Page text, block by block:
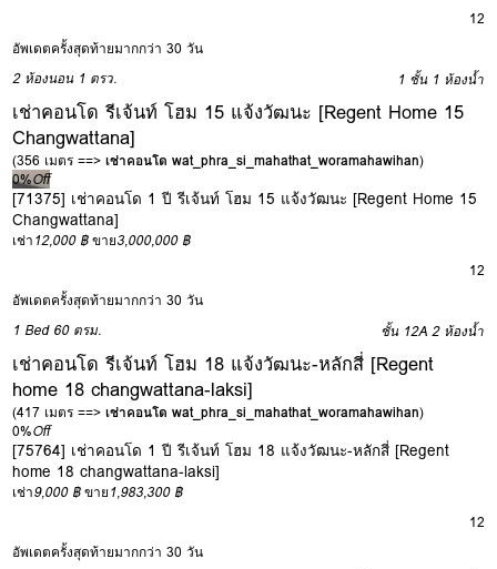
12
อัพเดตครั้งสุดท้ายมากกว่า 30 วัน
2 ห้องนอน 1 ตรว. 1 ชั้น 1 ห้องน้ำ
เช่าคอนโด รีเจ้นท์ โฮม 15 แจ้งวัฒนะ [Regent Home 15
Changwattana]
(356 เมตร ==>เช่าคอนโด wat_phra_si_mahathat_woramahawihan)
0%Off
[71375] เช่าคอนโด 1 ปี รีเจ้นท์ โฮม 15 แจ้งวัฒนะ [Regent Home 15
Changwattana]
เช่า12,000 ฿ ขาย3,000,000 ฿
12
อัพเดตครั้งสุดท้ายมากกว่า 30 วัน
1 Bed 60 ตรม. ชั้น 12A 2 ห้องน้ำ
เช่าคอนโด รีเจ้นท์ โฮม 18 แจ้งวัฒนะ-หลักสี่ [Regent
home 18 changwattana-laksi]
(417 เมตร ==>เช่าคอนโด wat_phra_si_mahathat_woramahawihan)
0%Off
[75764] เช่าคอนโด 1 ปี รีเจ้นท์ โฮม 18 แจ้งวัฒนะ-หลักสี่ [Regent
home 18 changwattana-laksi]
เช่า9,000 ฿ ขาย1,983,300 ฿
12
อัพเดตครั้งสุดท้ายมากกว่า 30 วัน